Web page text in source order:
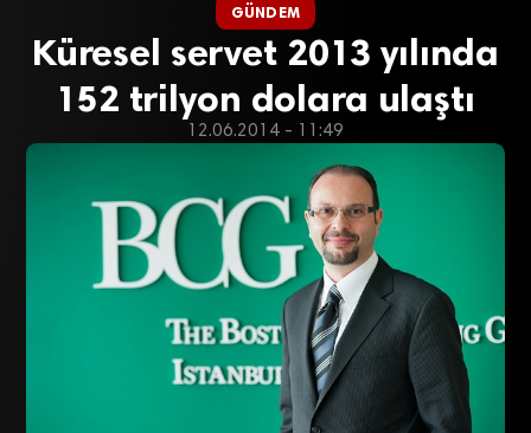
GÜNDEM
Küresel servet 2013 yılında
152 trilyon dolara ulaştı
12.06.2014 - 11:49